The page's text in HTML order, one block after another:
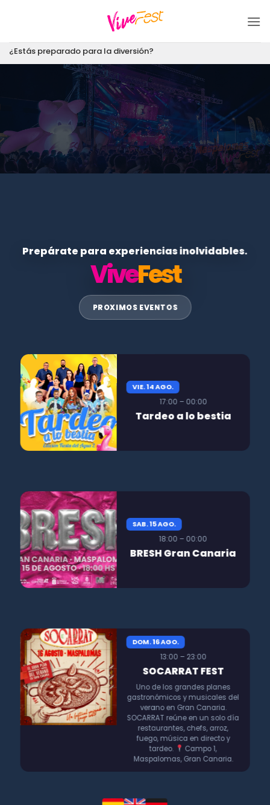
¿Estás preparado para la diversión?
Prepárate para experiencias inolvidables.
ViveFest
PROXIMOS EVENTOS
VIE. 14 AGO.
17:00 – 00:00
Tardeo a lo bestia
SAB. 15 AGO.
18:00 – 00:00
BRESH Gran Canaria
DOM. 16 AGO.
13:00 – 23:00
SOCARRAT FEST
Uno de los grandes planes
gastronómicos y musicales del
verano en Gran Canaria.
SOCARRAT reúne en un solo día
restaurantes, chefs, arroz,
fuego, música en directo y
tardeo.
Campo 1,
Maspalomas, Gran Canaria.